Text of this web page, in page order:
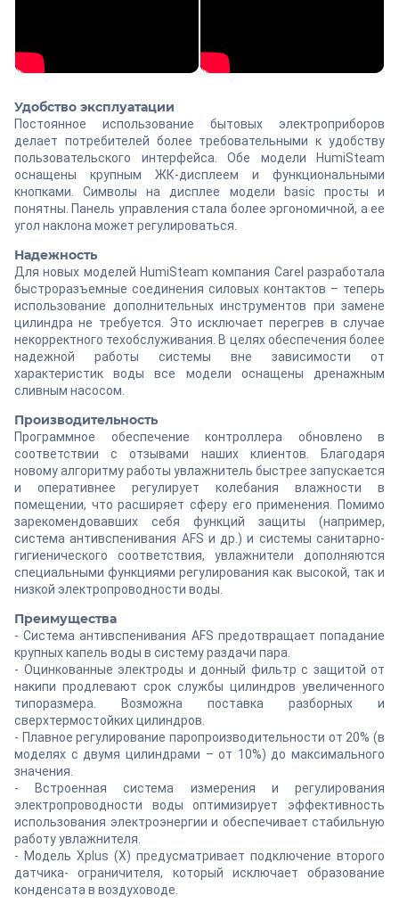
Удобство эксплуатации
Постоянное использование бытовых электроприборов
делает потребителей более требовательными к удобству
пользовательского интерфейса. Обе модели HumiSteam
оснащены крупным ЖК-дисплеем и функциональными
кнопками. Символы на дисплее модели basic просты и
понятны. Панель управления стала более эргономичной, а ее
угол наклона может регулироваться.
Надежность
Для новых моделей HumiSteam компания Carel разработала
быстроразъемные соединения силовых контактов – теперь
использование дополнительных инструментов при замене
цилиндра не требуется. Это исключает перегрев в случае
некорректного техобслуживания. В целях обеспечения более
надежной работы системы вне зависимости от
характеристик воды все модели оснащены дренажным
сливным насосом.
Производительность
Программное обеспечение контроллера обновлено в
соответствии с отзывами наших клиентов. Благодаря
новому алгоритму работы увлажнитель быстрее запускается
и оперативнее регулирует колебания влажности в
помещении, что расширяет сферу его применения. Помимо
зарекомендовавших себя функций защиты (например,
система антивспенивания AFS и др.) и системы санитарно-
гигиенического соответствия, увлажнители дополняются
специальными функциями регулирования как высокой, так и
низкой электропроводности воды.
Преимущества
- Система антивспенивания AFS предотвращает попадание
крупных капель воды в систему раздачи пара.
- Оцинкованные электроды и донный фильтр с защитой от
накипи продлевают срок службы цилиндров увеличенного
типоразмера. Возможна поставка разборных и
сверхтермостойких цилиндров.
- Плавное регулирование паропроизводительности от 20% (в
моделях с двумя цилиндрами – от 10%) до максимального
значения.
- Встроенная система измерения и регулирования
электропроводности воды оптимизирует эффективность
использования электроэнергии и обеспечивает стабильную
работу увлажнителя.
- Модель Xplus (X) предусматривает подключение второго
датчика- ограничителя, который исключает образование
конденсата в воздуховоде.